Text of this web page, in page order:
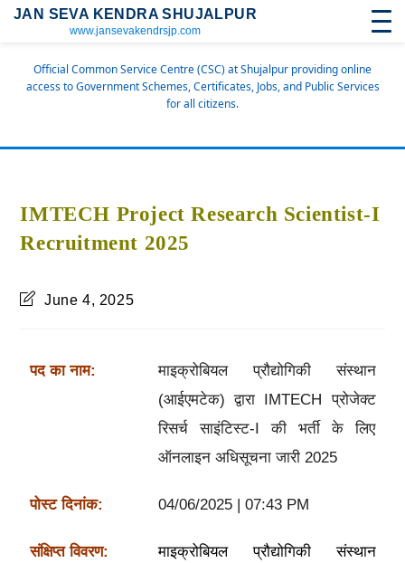
JAN SEVA KENDRA SHUJALPUR
www.jansevakendrsjp.com
Official Common Service Centre (CSC) at Shujalpur providing online
access to Government Schemes, Certificates, Jobs, and Public Services
for all citizens.
IMTECH Project Research Scientist-I
Recruitment 2025
June 4, 2025
पद का नाम:
माइक्रोबियल प्रौद्योगिकी संस्थान
(आईएमटेक) द्वारा IMTECH प्रोजेक्ट
रिसर्च साइंटिस्ट-I की भर्ती के लिए
ऑनलाइन अधिसूचना जारी 2025
पोस्ट दिनांक: 04/06/2025 | 07:43 PM
संक्षिप्त विवरण:
माइक्रोबियल प्रौद्योगिकी संस्थान